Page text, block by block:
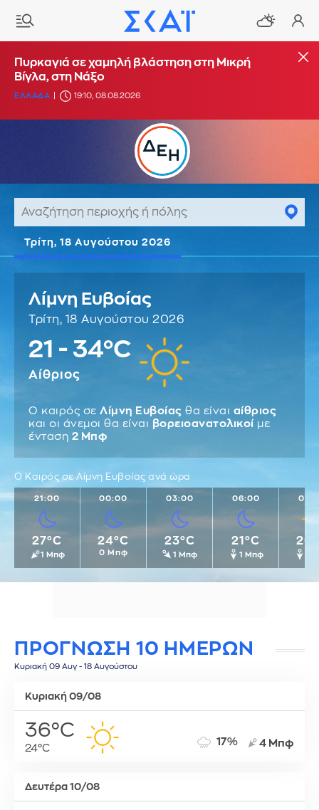
Πυρκαγιά σε χαμηλή βλάστηση στη Μικρή
Βίγλα, στη Νάξο
ΕΛΛΑΔΑ 19:10, 08.08.2026
Τρίτη, 18 Αυγούστου 2026
Λίμνη Ευβοίας
Τρίτη, 18 Αυγούστου 2026
21 - 34°C
Αίθριος
Ο καιρός σε Λίμνη Ευβοίας θα είναι αίθριος
και οι άνεμοι θα είναι βορειοανατολικοί με
ένταση 2 Μπφ
Ο Καιρός σε Λίμνη Ευβοίας ανά ώρα
21:00
27°C
1 Μπφ
00:00
24°C
0 Μπφ
03:00
23°C
1 Μπφ
06:00
21°C
1 Μπφ
ΠΡΟΓΝΩΣΗ 10 ΗΜΕΡΩΝ
Κυριακή 09 Αυγ - 18 Αυγούστου
Κυριακή 09/08
36°C
24°C
17% 4 Μπφ
Δευτέρα 10/08